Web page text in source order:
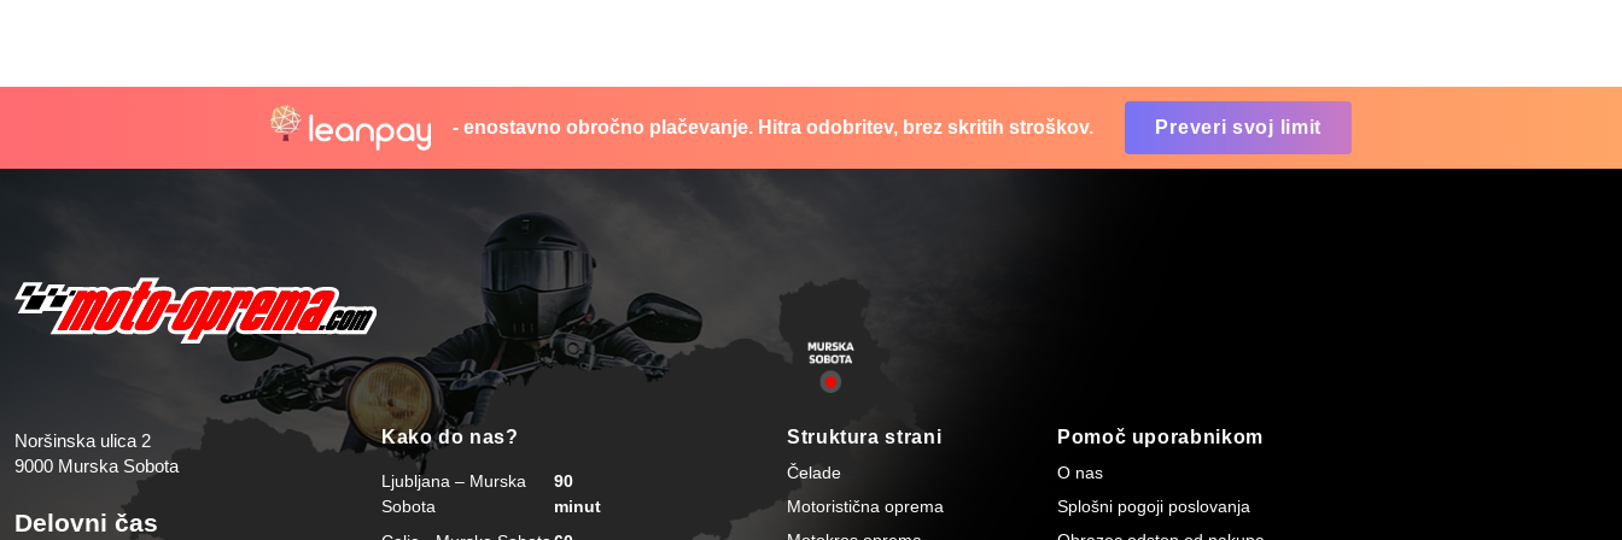
- enostavno obročno plačevanje. Hitra odobritev, brez skritih stroškov. Preveri svoj limit
Noršinska ulica 2
9000 Murska Sobota
Delovni čas
Kako do nas?
Ljubljana – Murska
Sobota
90
minut
Struktura strani
Čelade
Motoristična oprema
Pomoč uporabnikom
O nas
Splošni pogoji poslovanja